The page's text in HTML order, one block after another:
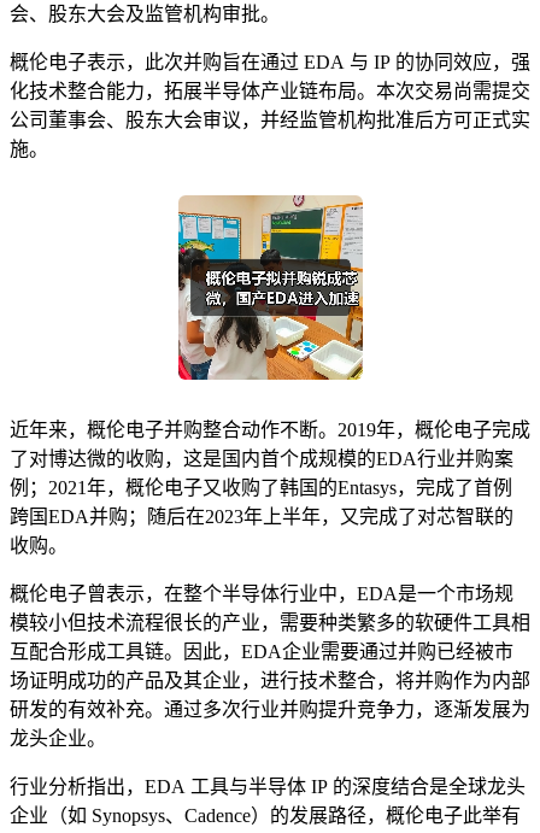
会、股东大会及监管机构审批。
概伦电子表示，此次并购旨在通过 EDA 与 IP 的协同效应，强
化技术整合能力，拓展半导体产业链布局。本次交易尚需提交
公司董事会、股东大会审议，并经监管机构批准后方可正式实
施。
近年来，概伦电子并购整合动作不断。2019年，概伦电子完成
了对博达微的收购，这是国内首个成规模的EDA行业并购案
例；2021年，概伦电子又收购了韩国的Entasys，完成了首例
跨国EDA并购；随后在2023年上半年，又完成了对芯智联的
收购。
概伦电子曾表示，在整个半导体行业中，EDA是一个市场规
模较小但技术流程很长的产业，需要种类繁多的软硬件工具相
互配合形成工具链。因此，EDA企业需要通过并购已经被市
场证明成功的产品及其企业，进行技术整合，将并购作为内部
研发的有效补充。通过多次行业并购提升竞争力，逐渐发展为
龙头企业。
行业分析指出，EDA 工具与半导体 IP 的深度结合是全球龙头
企业（如 Synopsys、Cadence）的发展路径，概伦电子此举有